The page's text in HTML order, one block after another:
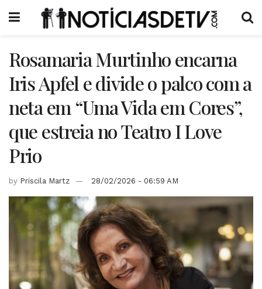
Rosamaria Murtinho encarna
Iris Apfel e divide o palco com a
neta em “Uma Vida em Cores”,
que estreia no Teatro I Love
Prio
by Priscila Martz 28/02/2026 - 06:59 AM